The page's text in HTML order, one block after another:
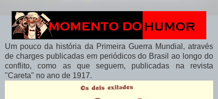
Um pouco da história da Primeira Guerra Mundial, através
de charges publicadas em periódicos do Brasil ao longo do
conflito, como as que seguem, publicadas na revista
"Careta" no ano de 1917.